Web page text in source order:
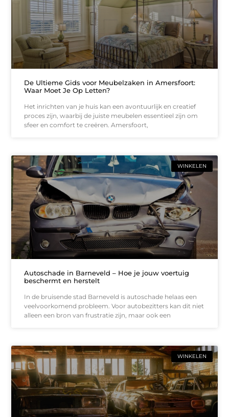
De Ultieme Gids voor Meubelzaken in Amersfoort:
Waar Moet Je Op Letten?
Het inrichten van je huis kan een avontuurlijk en creatief
proces zijn, waarbij de juiste meubelen essentieel zijn om
sfeer en comfort te creëren. Amersfoort,
WINKELEN
Autoschade in Barneveld – Hoe je jouw voertuig
beschermt en herstelt
In de bruisende stad Barneveld is autoschade helaas een
veelvoorkomend probleem. Voor autobezitters kan dit niet
alleen een bron van frustratie zijn, maar ook een
WINKELEN